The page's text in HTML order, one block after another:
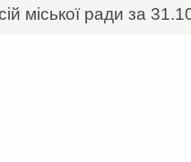
міської ради за